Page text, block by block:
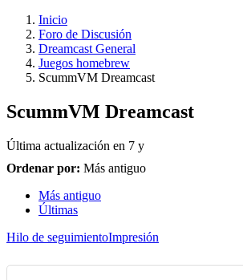
Inicio
Foro de Discusión
Dreamcast General
Juegos homebrew
ScummVM Dreamcast
ScummVM Dreamcast
Última actualización en 7 y
Ordenar por: Más antiguo
Más antiguo
Últimas
Hilo de seguimientoImpresión